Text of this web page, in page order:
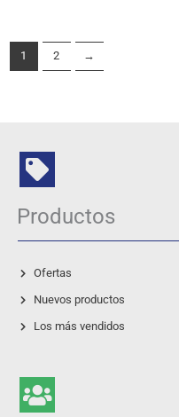
1 2 →
Productos
Ofertas
Nuevos productos
Los más vendidos